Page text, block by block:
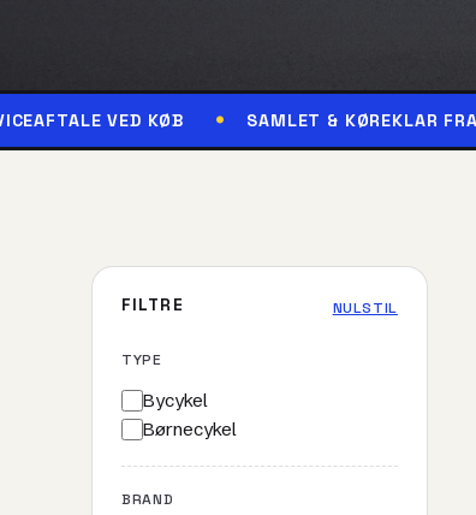
KØB SAMLET & KØREKLAR FRA BUTIKKEN
FILTRE NULSTIL
TYPE
Bycykel
Børnecykel
BRAND